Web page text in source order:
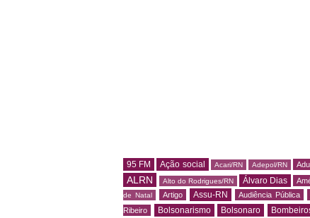
95 FM Ação social Acari/RN Adepol/RN
ALRN
Alto do Rodrigues/RN Álvaro Dias
de Natal
Artigo Assu-RN Audiência Pública
Ribeiro
Bolsonarismo Bolsonaro